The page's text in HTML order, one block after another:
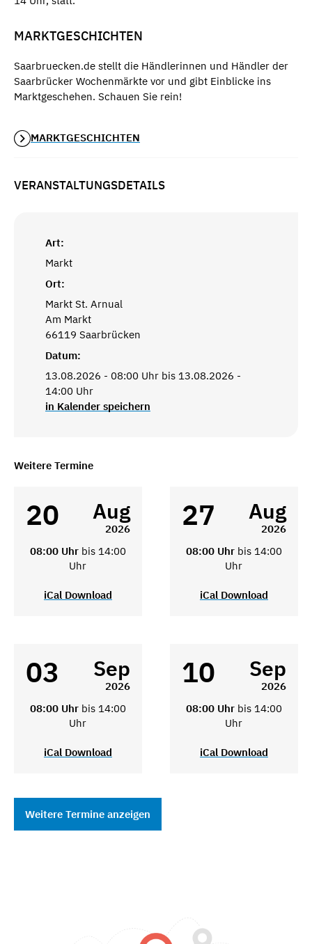
MARKTGESCHICHTEN
Saarbruecken.de stellt die Händlerinnen und Händler der
Saarbrücker Wochenmärkte vor und gibt Einblicke ins
Marktgeschehen. Schauen Sie rein!
MARKTGESCHICHTEN
VERANSTALTUNGSDETAILS
Art:
Markt
Ort:
Markt St. Arnual
Am Markt
66119 Saarbrücken
Datum:
13.08.2026 - 08:00 Uhr bis 13.08.2026 -
14:00 Uhr
in Kalender speichern
Weitere Termine
20 Aug
2026
08:00 Uhr bis 14:00
Uhr
iCal Download
27 Aug
2026
08:00 Uhr bis 14:00
Uhr
iCal Download
03 Sep
2026
08:00 Uhr bis 14:00
Uhr
iCal Download
10 Sep
2026
08:00 Uhr bis 14:00
Uhr
iCal Download
Weitere Termine anzeigen